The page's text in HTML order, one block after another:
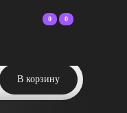
0 0
В корзину